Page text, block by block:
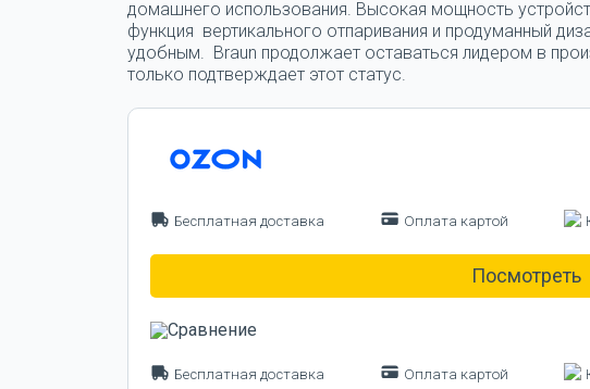
домашнего использования. Высокая мощность
функция вертикального отпаривания и продуманный
удобным. Braun продолжает оставаться лидером в
только подтверждает этот статус.
Бесплатная доставка Оплата картой
Посмотреть
Бесплатная доставка Оплата картой